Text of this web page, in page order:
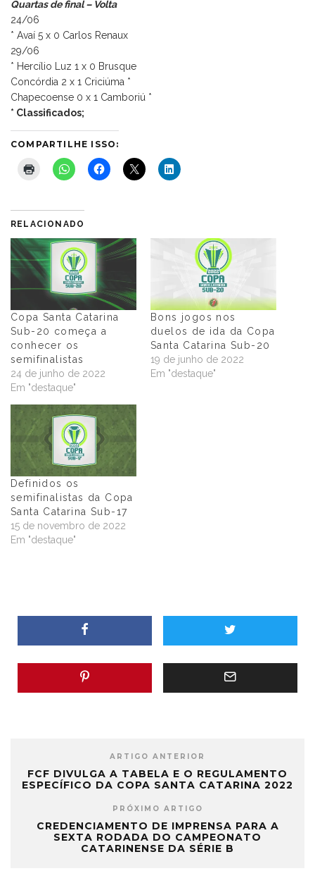
Quartas de final – Volta
24/06
* Avaí 5 x 0 Carlos Renaux
29/06
* Hercílio Luz 1 x 0 Brusque
Concórdia 2 x 1 Criciúma *
Chapecoense 0 x 1 Camboriú *
* Classificados;
COMPARTILHE ISSO:
RELACIONADO
Copa Santa Catarina
Sub-20 começa a
conhecer os
semifinalistas
24 de junho de 2022
Em "destaque"
Bons jogos nos
duelos de ida da Copa
Santa Catarina Sub-20
19 de junho de 2022
Em "destaque"
Definidos os
semifinalistas da Copa
Santa Catarina Sub-17
15 de novembro de 2022
Em "destaque"
ARTIGO ANTERIOR
FCF DIVULGA A TABELA E O REGULAMENTO
ESPECÍFICO DA COPA SANTA CATARINA 2022
PRÓXIMO ARTIGO
CREDENCIAMENTO DE IMPRENSA PARA A
SEXTA RODADA DO CAMPEONATO
CATARINENSE DA SÉRIE B